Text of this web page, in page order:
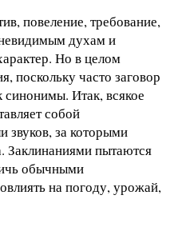
повеление, требование,
духам и
Но в целом
поскольку часто заговор
синонимы. Итак, всякое
собой
звуков, за которыми
Заклинаниями пытаются
обычными
на погоду, урожай,